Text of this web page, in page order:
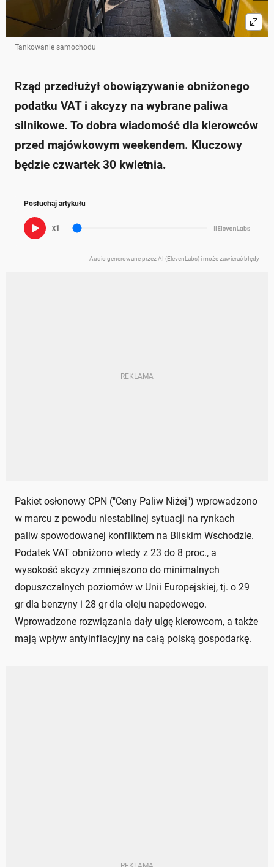
Ceny paliw na majówkę zostaną ogłoszone 30
kwietnia, a obowiązywać będą do 4 maja.
Na stacjach oferowane będą dodatkowe rabaty,
Zapytaj o więcej Onet Czat z AI
Tankowanie samochodu
Rząd przedłużył obowiązywanie obniżonego
podatku VAT i akcyzy na wybrane paliwa
silnikowe. To dobra wiadomość dla kierowców
przed majówkowym weekendem. Kluczowy
będzie czwartek 30 kwietnia.
Posłuchaj artykułu
x1
Audio generowane przez AI (ElevenLabs) i może zawierać błędy
Pakiet osłonowy CPN ("Ceny Paliw Niżej") wprowadzono
w marcu z powodu niestabilnej sytuacji na rynkach
paliw spowodowanej konfliktem na Bliskim Wschodzie.
Podatek VAT obniżono wtedy z 23 do 8 proc., a
wysokość akcyzy zmniejszono do minimalnych
dopuszczalnych poziomów w Unii Europejskiej, tj. o 29
gr dla benzyny i 28 gr dla oleju napędowego.
Wprowadzone rozwiązania dały ulgę kierowcom, a także
mają wpływ antyinflacyjny na całą polską gospodarkę.